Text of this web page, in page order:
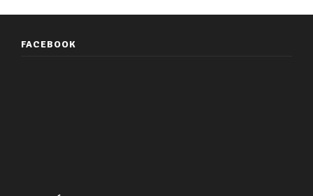
FACEBOOK